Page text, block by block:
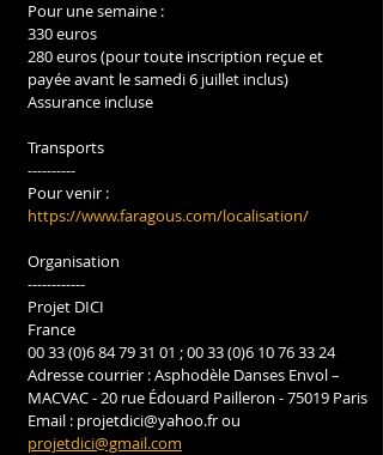
Pour une semaine :
330 euros
280 euros (pour toute inscription reçue et
payée avant le samedi 6 juillet inclus)
Assurance incluse
Transports
----------
Pour venir :
https://www.faragous.com/localisation/
Organisation
------------
Projet DICI
France
00 33 (0)6 84 79 31 01 ; 00 33 (0)6 10 76 33 24
Adresse courrier : Asphodèle Danses Envol –
MACVAC - 20 rue Édouard Pailleron - 75019 Paris
Email : projetdici@yahoo.fr ou
projetdici@gmail.com